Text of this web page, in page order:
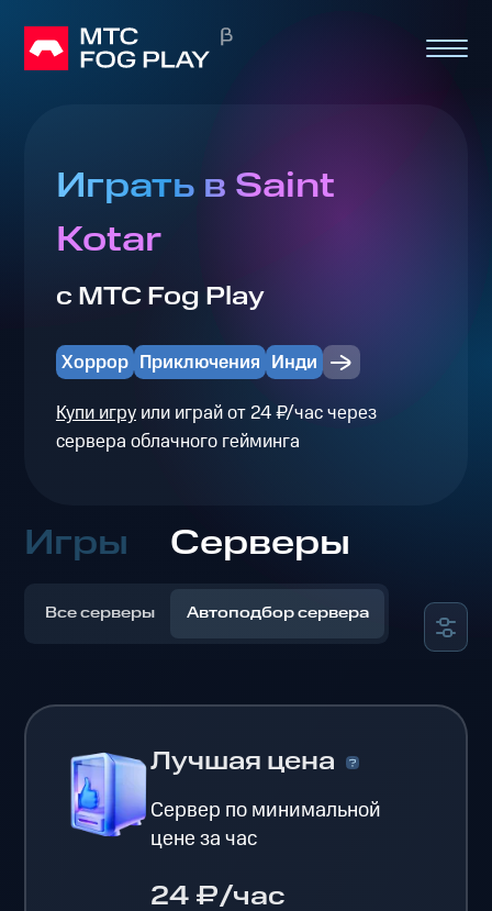
Играть в Saint
Kotar
с МТС Fog Play
Хоррор Приключения Инди
Купи игруили играй от 24 ₽/час через
сервера облачного гейминга
Игры Серверы
Все серверы Автоподбор сервера
Лучшая цена
Сервер по минимальной
цене за час
24 ₽/час